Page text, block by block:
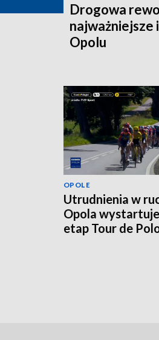
Drogowa
najważniejsze
Opolu
OPOLE
Utrudnienia w
Opola
etap Tour de